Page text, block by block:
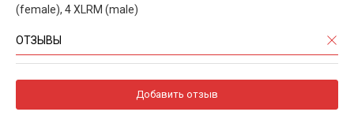
(female), 4 XLRM (male)
ОТЗЫВЫ
Добавить отзыв